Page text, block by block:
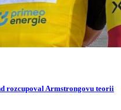
rozcupoval Armstrongovu teorii